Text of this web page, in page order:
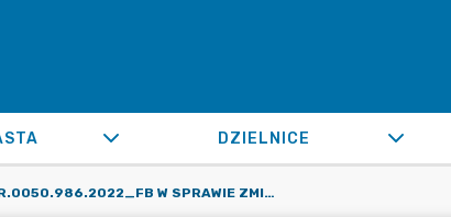
DZIELNICE
OR.0050.986.2022_FB W SPRAWIE ZMIAN W PLANIE FINANSOWYM URZĘDU MIASTA ŻORY ORAZ JEDNOSTKI BUDŻETOWEJ MIASTA ŻORY NA 2022 R.